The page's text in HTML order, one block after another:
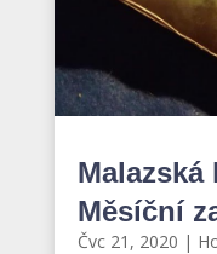
Měsíční
Čvc 21, 2020 |